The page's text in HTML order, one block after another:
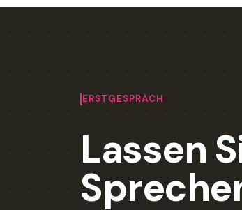
ERSTGESPRÄCH
Lassen